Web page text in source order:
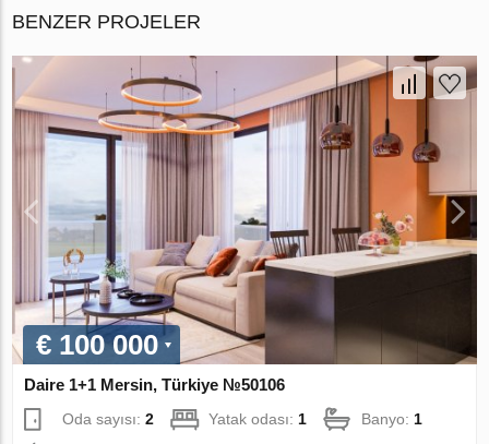
BENZER PROJELER
€ 100 000
Daire 1+1 Mersin, Türkiye №50106
Oda sayısı:2 Yatak odası:1 Banyo:1